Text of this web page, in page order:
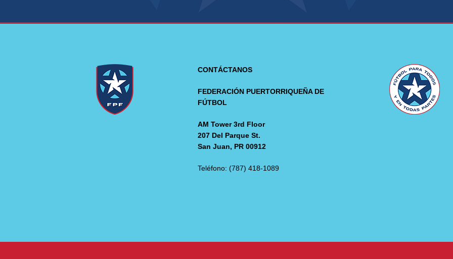
CONTÁCTANOS
FEDERACIÓN PUERTORRIQUEÑA DE
FÚTBOL
AM Tower 3rd Floor
207 Del Parque St.
San Juan, PR 00912
Teléfono: (787) 418-1089